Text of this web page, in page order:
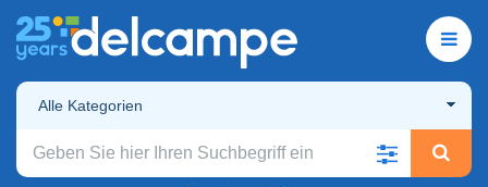
Alle Kategorien